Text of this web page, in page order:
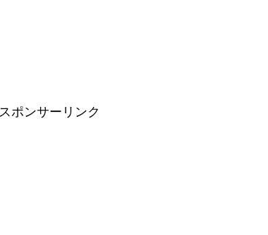
スポンサーリンク